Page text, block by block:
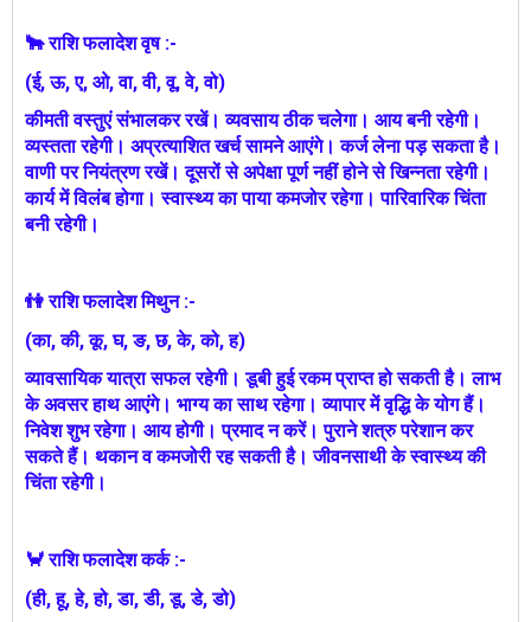
🐂 राशि फलादेश वृष :-
(ई, ऊ, ए, ओ, वा, वी, वू, वे, वो)
कीमती वस्तुएं संभालकर रखें। व्यवसाय ठीक चलेगा। आय बनी रहेगी।
व्यस्तता रहेगी। अप्रत्याशित खर्च सामने आएंगे। कर्ज लेना पड़ सकता है।
वाणी पर नियंत्रण रखें। दूसरों से अपेक्षा पूर्ण नहीं होने से खिन्नता रहेगी।
कार्य में विलंब होगा। स्वास्थ्य का पाया कमजोर रहेगा। पारिवारिक चिंता
बनी रहेगी।
👫 राशि फलादेश मिथुन :-
(का, की, कू, घ, ङ, छ, के, को, ह)
व्यावसायिक यात्रा सफल रहेगी। डूबी हुई रकम प्राप्त हो सकती है। लाभ
के अवसर हाथ आएंगे। भाग्य का साथ रहेगा। व्यापार में वृद्धि के योग हैं।
निवेश शुभ रहेगा। आय होगी। प्रमाद न करें। पुराने शत्रु परेशान कर
सकते हैं। थकान व कमजोरी रह सकती है। जीवनसाथी के स्वास्थ्य की
चिंता रहेगी।
🦀 राशि फलादेश कर्क :-
(ही, हू, हे, हो, डा, डी, डू, डे, डो)